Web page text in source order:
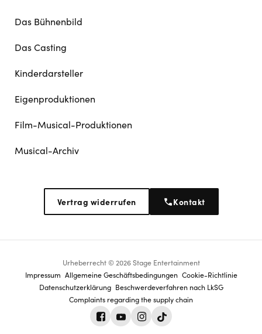
Das Bühnenbild
Das Casting
Kinderdarsteller
Eigenproduktionen
Film-Musical-Produktionen
Musical-Archiv
Vertrag widerrufen Kontakt
Urheberrecht © 2026 Stage Entertainment
Footer
navigation
Impressum Allgemeine Geschäftsbedingungen Cookie-Richtlinie
Datenschutz­erklärung Beschwerdeverfahren nach LkSG
Complaints regarding the supply chain
FacebookYoutubeInstagram
Tiktok